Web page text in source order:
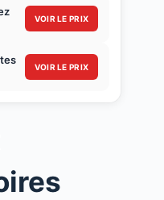
VOIR LE PRIX
VOIR LE PRIX